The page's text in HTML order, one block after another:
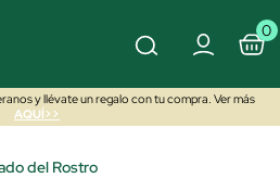
0
y llévate un regalo con tu compra. Ver más
AQUÍ>>
del Rostro